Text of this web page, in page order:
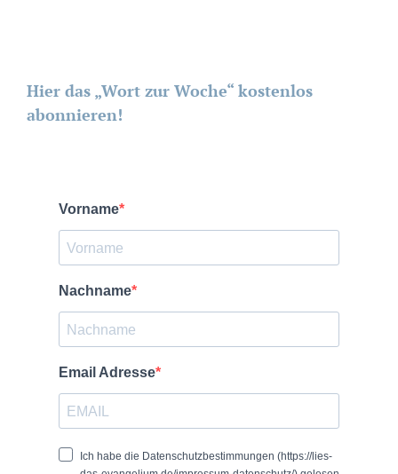
Hier das „Wort zur Woche“ kostenlos
abonnieren!